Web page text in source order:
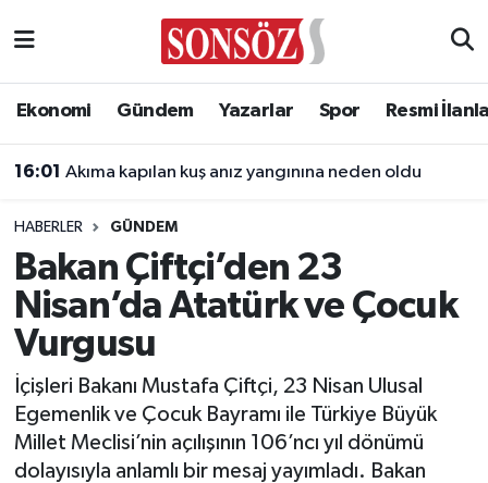
Ekonomi Gündem Yazarlar Spor Resmi
16:01 Akıma kapılan kuş anız yangınına neden oldu
HABERLER GÜNDEM
Bakan Çiftçi’den 23
Nisan’da Atatürk ve Çocuk
Vurgusu
İçişleri Bakanı Mustafa Çiftçi, 23 Nisan Ulusal
Egemenlik ve Çocuk Bayramı ile Türkiye Büyük
Millet Meclisi’nin açılışının 106’ncı yıl dönümü
dolayısıyla anlamlı bir mesaj yayımladı. Bakan
Asayiş
Biyografi
Çevre
Diğer
Dünya
Eğitim
Ankara Nöbetçi Eczaneler
Ankara Trafik Yoğunluk Haritası
Süper Lig Puan Durumu ve Fikstür
Tüm Manşetler
Son Dakika Haberleri
Haber Arşivi